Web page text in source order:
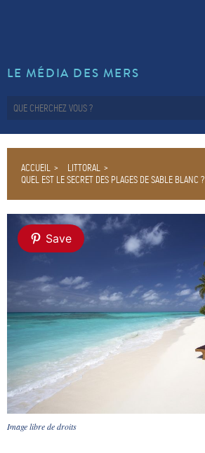
LE MÉDIA DES MERS
ACCUEIL
LITTORAL
QUEL EST LE SECRET DES PLAGES DE SABLE BLANC ?
Save
Image libre de droits